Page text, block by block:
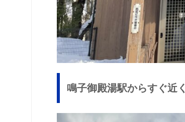
鳴子御殿湯駅からすぐ近く